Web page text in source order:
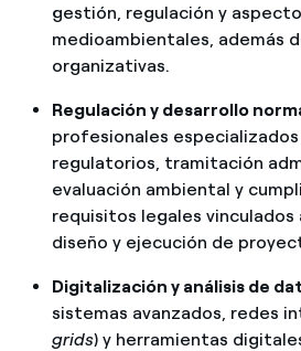
Empleo directo: 72.500
Empleo indirecto: 43.028
Empleo total: 115.528
2022
Empleo directo: 80.323
Empleo indirecto: 50.492
Empleo total: 130.815
gestión, regulación y
medioambientales, además
organizativas.
Regulación y desarrollo
profesionales especializados
regulatorios, tramitación
evaluación ambiental y
requisitos legales vinculados
diseño y ejecución de
Digitalización y análisis de
sistemas avanzados, redes
grids) y herramientas